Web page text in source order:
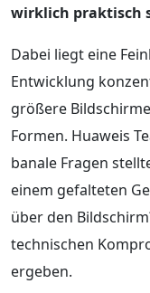
wirklich praktisch
Dabei liegt eine
Entwicklung
größere
Formen. Huaweis
banale Fragen
einem gefalteten
über den
technischen
ergeben.